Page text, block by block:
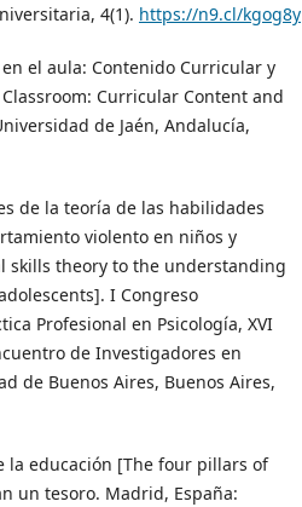
4(1). https://n9.cl/kgog8y
en el aula: Contenido Curricular y
Curricular Content and
de Jaén, Andalucía,
de la teoría de las habilidades
violento en niños y
skills theory to the understanding
I Congreso
Profesional en Psicología, XVI
de Investigadores en
de Buenos Aires, Buenos Aires,
la educación [The four pillars of
un tesoro. Madrid, España: